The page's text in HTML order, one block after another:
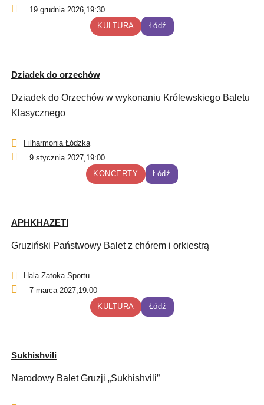
19 grudnia 2026, 19:30
KULTURA
Łódź
Dziadek do orzechów
Dziadek do Orzechów w wykonaniu Królewskiego Baletu
Klasycznego
Filharmonia Łódzka
9 stycznia 2027, 19:00
KONCERTY
Łódź
APHKHAZETI
Gruziński Państwowy Balet z chórem i orkiestrą
Hala Zatoka Sportu
7 marca 2027,19:00
KULTURA
Łódź
Sukhishvili
Narodowy Balet Gruzji „Sukhishvili”